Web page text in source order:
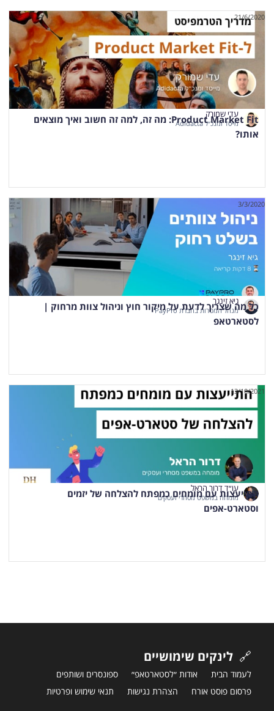
Product Market Fit: מה זה, למה זה חשוב ואיך מוצאים
אותו?
עדי שמורק
מייסד ומנכ״ל Adidacta
21/6/2020
כל מה שצריך לדעת על מיקור חוץ וניהול צוות מרחוק |
לסטארטאפ
גיא זינגר
מנהל המכירות בחברת PayPro
3/3/2020
התייעצות עם מומחים כמפתח להצלחה של יזמים
וסטארט-אפים
עו״ד דרור הראל
מומחה במשפט מסחרי ועסקים
13/10/2021
🔗 לינקים שימושיים
לעמוד הבית אודות ״לסטארטאפ״
ספונסרים ושותפים
פרסום פוסט אורח
הצהרת נגישות תנאי שימוש ופרטיות